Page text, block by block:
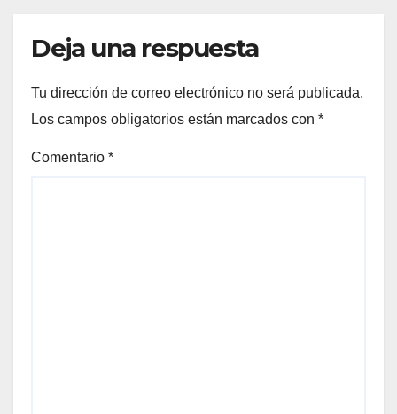
Deja una respuesta
Tu dirección de correo electrónico no será publicada.
Los campos obligatorios están marcados con *
Comentario *